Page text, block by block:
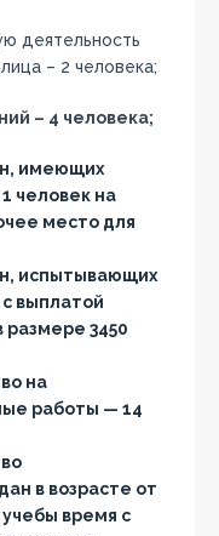
деятельность
– 2 человека;
– 4 человека;
имеющих
человек на
место для
испытывающих
выплатой
3450
на
работы — 14
в возрасте от
время с